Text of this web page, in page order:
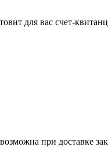
для вас счет-
при доставке